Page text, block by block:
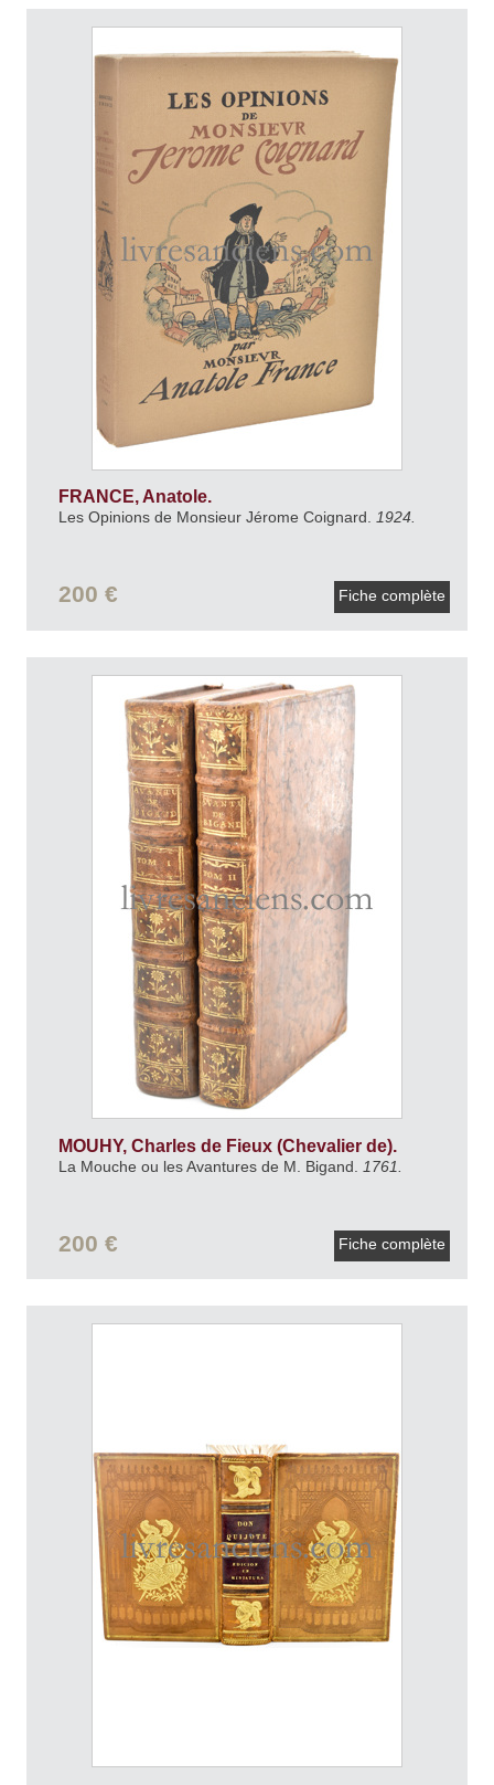
FRANCE, Anatole.
Les Opinions de Monsieur Jérome Coignard. 1924.
200 € Fiche complète
MOUHY, Charles de Fieux (Chevalier de).
La Mouche ou les Avantures de M. Bigand. 1761.
200 € Fiche complète